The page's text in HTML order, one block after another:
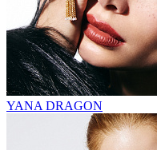
YANA DRAGON